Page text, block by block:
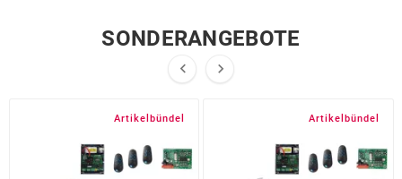
SONDERANGEBOTE
 
Artikelbündel Artikelbündel